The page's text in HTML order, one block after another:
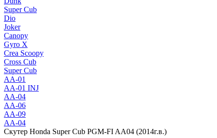
Super Cub
Dio
Joker
Canopy
Gyro X
Crea Scoopy
Cross Cub
Super Cub
AA-01
AA-01 INJ
AA-04
AA-06
AA-09
AA-04
Скутер Honda Super Cub PGM-FI AA04 (2014г.в.)